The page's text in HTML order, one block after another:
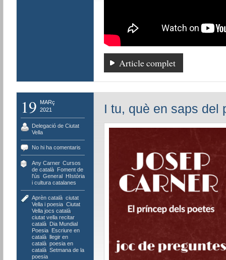
Article complet
19
MARç
2021
Delegació de Ciutat
Vella
No hi ha comentaris
Any Carner, Cursos
de català, Foment de
l'ús General, HIstòria
i cultura catalanes
Aprèn català, ciutat
Vella i poesia, Ciutat
Vella jocs català,
ciutat vella recitar
català, Dia Mundial
Poesia, Escriure en
català, llegir en
català, poesia en
català, Setmana de la
poesia
I tu, què en saps del